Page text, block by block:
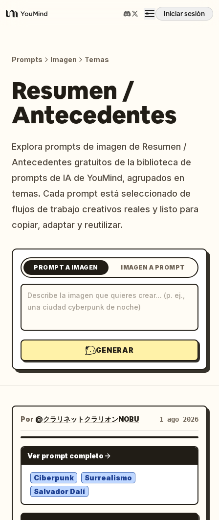
YouMind
Iniciar sesión
Habilidades
Actualizaciones
Prompts Imagen Temas
Resumen /
Antecedentes
Explora prompts de imagen de Resumen /
Antecedentes gratuitos de la biblioteca de
prompts de IA de YouMind, agrupados en
temas. Cada prompt está seleccionado de
flujos de trabajo creativos reales y listo para
copiar, adaptar y reutilizar.
PROMPT A IMAGEN IMAGEN A PROMPT
GENERAR
Por @クラリネットクラリオンNOBU 1 ago 2026
NANO BANANA PRO
Ver prompt completo
Ciberpunk
Surrealismo
Salvador Dalí